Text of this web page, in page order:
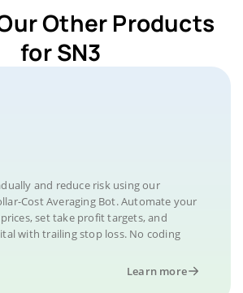
Other Products
for SN3
and reduce risk using our
Cost Averaging Bot. Automate your
set take profit targets, and
with trailing stop loss. No coding
Learn more